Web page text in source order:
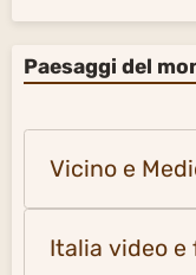
Paesaggi del
Vicino e
Italia video e